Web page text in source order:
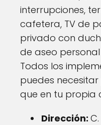
interrupciones,
cafetera, TV de
privado con
de aseo
Todos los
puedes
que en tu propia
Dirección: